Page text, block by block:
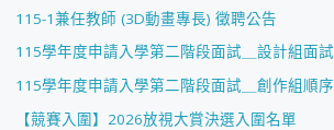
115-1兼任教師 (3D動畫專長) 徵聘公告
115學年度申請入學第二階段面試＿設計組面
115學年度申請入學第二階段面試＿創作組順
【競賽入圍】2026放視大賞決選入圍名單